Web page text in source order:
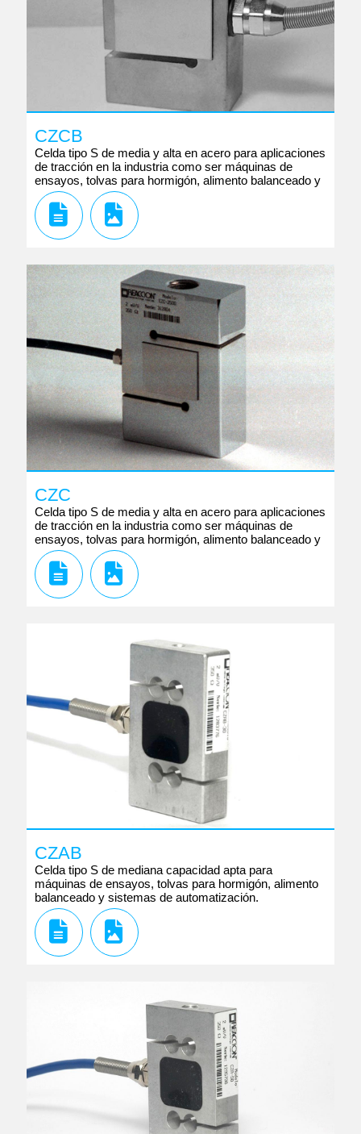
CZCB
Celda tipo S de media y alta en acero para aplicaciones
de tracción en la industria como ser máquinas de
ensayos, tolvas para hormigón, alimento balanceado y
CZC
Celda tipo S de media y alta en acero para aplicaciones
de tracción en la industria como ser máquinas de
ensayos, tolvas para hormigón, alimento balanceado y
CZAB
Celda tipo S de mediana capacidad apta para
máquinas de ensayos, tolvas para hormigón, alimento
balanceado y sistemas de automatización.